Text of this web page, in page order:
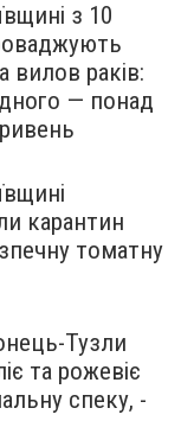
з 10
вилов раків:
— понад
карантин
томатну
Тузли
та рожевіє
спеку, -